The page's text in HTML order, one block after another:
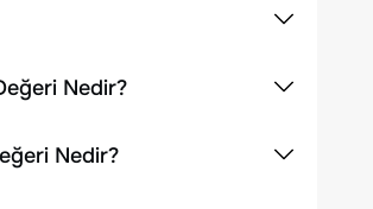
Nedir?
Nedir?